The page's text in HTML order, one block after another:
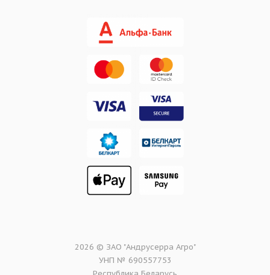
2026 © ЗАО "Андрусерра Агро"
УНП № 690557753